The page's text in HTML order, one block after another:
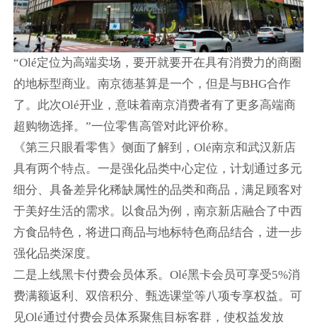
“Olé定位为高端卖场，要开就要开在具有消费力的商圈
的地标型商业。南京德基算是一个，但是与BHG合作
了。此次Olé开业，意味着南京消费者有了更多高端商
超购物选择。”一位零售高管对此评价称。
《第三只眼看零售》侧面了解到，Olé南京和武汉新店
具有两个特点。一是强化品类中心定位，计划通过多元
细分、具备差异化稀缺属性的品类和商品，满足顾客对
于美好生活的需求。以食品为例，南京新店融合了中西
方食品特色，将进口商品与地标特色商品结合，进一步
强化品类深度。
二是上线黑卡付费会员体系。Olé黑卡会员可享受5%消
费满额返利、双倍积分、甄选课堂等八项专享权益。可
见Olé通过付费会员体系聚焦目标客群，使权益发放